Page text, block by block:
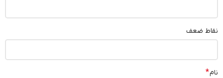
نقاط ضعف
نام*